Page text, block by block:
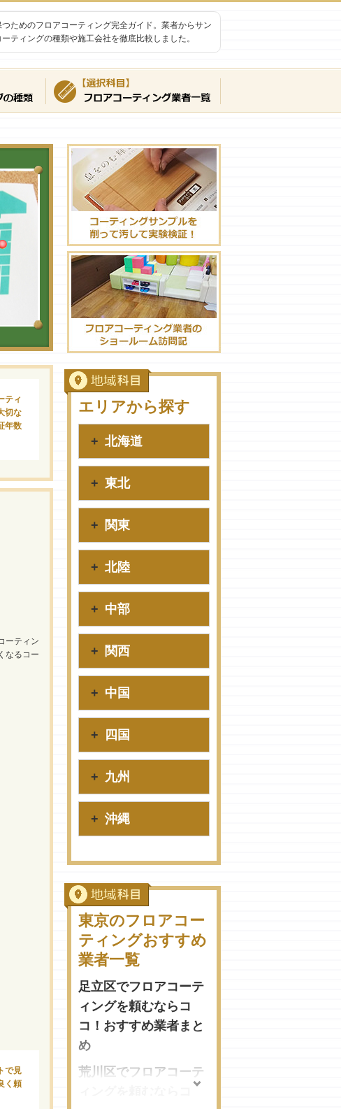
ためのフロアコーティング完全ガイド。業者からサン
ティングの種類や施工会社を徹底比較しました。
ティ
切な
年数
ーティン
なるコー
で見
く頼
エリアから探す
北海道
東北
関東
北陸
中部
関西
中国
四国
九州
沖縄
東京のフロアコー
ティングおすすめ
業者一覧
足立区でフロアコーテ
ィングを頼むならコ
コ！おすすめ業者まと
め
荒川区でフロアコーテ